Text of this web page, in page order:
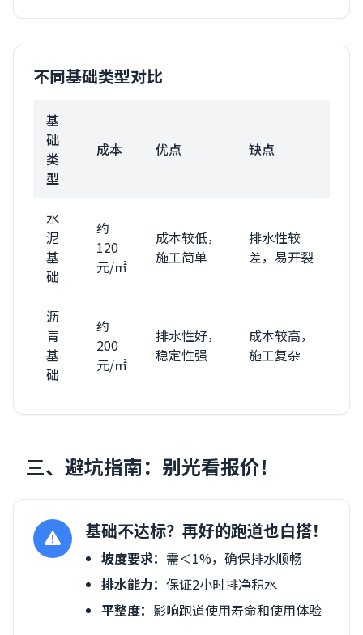
不同基础类型对比
基
础
类
型
成本 优点 缺点
水
泥
基
础
约
120
元/㎡
成本较低，
施工简单
排水性较
差，易开裂
沥
青
基
础
约
200
元/㎡
排水性好，
稳定性强
成本较高，
施工复杂
三、避坑指南：别光看报价！
基础不达标？再好的跑道也白搭！
坡度要求： 需＜1%，确保排水顺畅
排水能力： 保证2小时排净积水
平整度： 影响跑道使用寿命和使用体验